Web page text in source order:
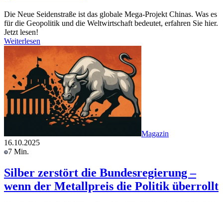
Die Neue Seidenstraße ist das globale Mega-Projekt Chinas. Was es
für die Geopolitik und die Weltwirtschaft bedeutet, erfahren Sie hier.
Jetzt lesen!
Weiterlesen
Magazin
16.10.2025
7 Min.
Silber zerstört die Bundesregierung –
wenn der Metallpreis die Politik überrollt